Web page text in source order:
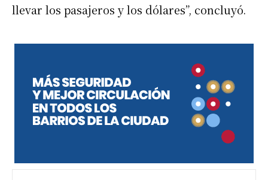
llevar los pasajeros y los dólares”, concluyó.